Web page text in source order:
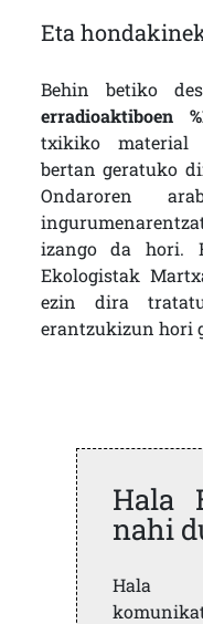
Eta
Behin betiko
erradioaktiboen
txikiko material
bertan geratuko
Ondaroren
izango da hori.
Ekologistak
ezin dira
erantzukizun hori
Hala
nahi
Hala